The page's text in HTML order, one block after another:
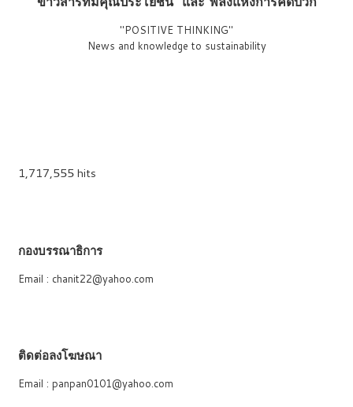
"POSITIVE THINKING"
News and knowledge to sustainability
1,717,555 hits
กองบรรณาธิการ
Email : chanit22@yahoo.com
ติดต่อลงโฆษณา
Email : panpan0101@yahoo.com